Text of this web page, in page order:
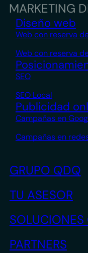
MARKETING
Diseño web
Web con reserva
Web con reserva
SEO
SEO Local
Publicidad
Campañas en
Campañas en
GRUPO QDQ
TU ASESOR
SOLUCIONES
PARTNERS